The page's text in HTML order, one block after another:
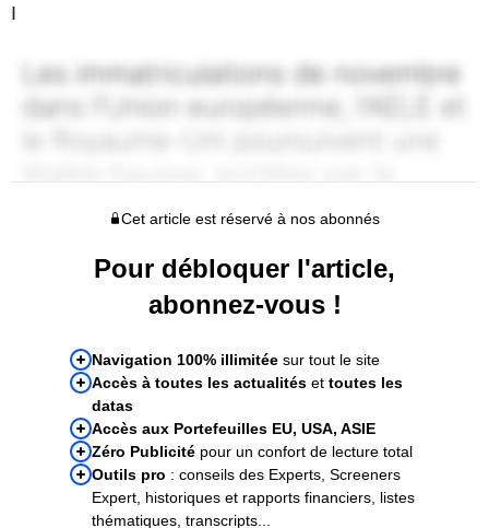
I
Cet article est réservé à nos abonnés
Pour débloquer l'article,
abonnez-vous !
Navigation 100% illimitée sur tout le site
Accès à toutes les actualités et toutes les
datas
Accès aux Portefeuilles EU, USA, ASIE
Zéro Publicité pour un confort de lecture total
Outils pro : conseils des Experts, Screeners
Expert, historiques et rapports financiers, listes
thématiques, transcripts...